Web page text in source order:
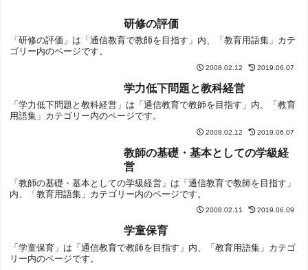
研修の評価
「研修の評価」は「通信教育で教師を目指す」内、「教育用語集」カテ
ゴリー内のページです。
2008.02.12 2019.06.07
学力低下問題と教科経営
「学力低下問題と教科経営」は「通信教育で教師を目指す」内、「教育
用語集」カテゴリー内のページです。
2008.02.12 2019.06.07
教師の基礎・基本としての学級経
営
「教師の基礎・基本としての学級経営」は「通信教育で教師を目指す」
内、「教育用語集」カテゴリー内のページです。
2008.02.11 2019.06.09
学童保育
「学童保育」は「通信教育で教師を目指す」内、「教育用語集」カテゴ
リー内のページです。